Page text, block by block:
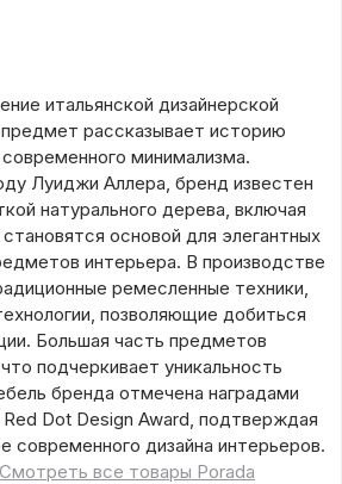
итальянской дизайнерской
рассказывает историю
минимализма.
Луиджи Аллера, бренд известен
натурального дерева, включая
основой для элегантных
интерьера. В производстве
ремесленные техники,
позволяющие добиться
Большая часть предметов
подчеркивает уникальность
бренда отмечена наградами
Dot Design Award, подтверждая
современного дизайна интерьеров.
Смотреть все товары Porada